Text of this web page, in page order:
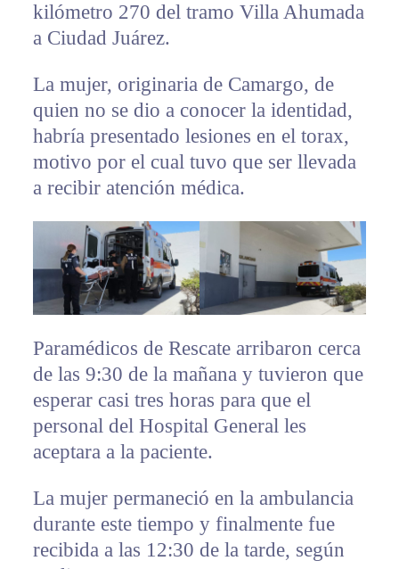
kilómetro 270 del tramo Villa Ahumada
a Ciudad Juárez.
La mujer, originaria de Camargo, de
quien no se dio a conocer la identidad,
habría presentado lesiones en el torax,
motivo por el cual tuvo que ser llevada
a recibir atención médica.
Paramédicos de Rescate arribaron cerca
de las 9:30 de la mañana y tuvieron que
esperar casi tres horas para que el
personal del Hospital General les
aceptara a la paciente.
La mujer permaneció en la ambulancia
durante este tiempo y finalmente fue
recibida a las 12:30 de la tarde, según